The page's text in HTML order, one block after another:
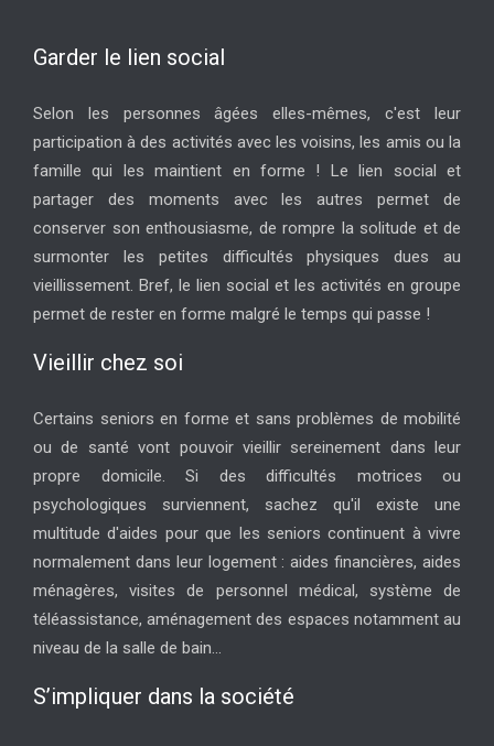
Garder le lien social
Selon les personnes âgées elles-mêmes, c'est leur
participation à des activités avec les voisins, les amis ou la
famille qui les maintient en forme ! Le lien social et
partager des moments avec les autres permet de
conserver son enthousiasme, de rompre la solitude et de
surmonter les petites difficultés physiques dues au
vieillissement. Bref, le lien social et les activités en groupe
permet de rester en forme malgré le temps qui passe !
Vieillir chez soi
Certains seniors en forme et sans problèmes de mobilité
ou de santé vont pouvoir vieillir sereinement dans leur
propre domicile. Si des difficultés motrices ou
psychologiques surviennent, sachez qu'il existe une
multitude d'aides pour que les seniors continuent à vivre
normalement dans leur logement : aides financières, aides
ménagères, visites de personnel médical, système de
téléassistance, aménagement des espaces notamment au
niveau de la salle de bain...
S’impliquer dans la société